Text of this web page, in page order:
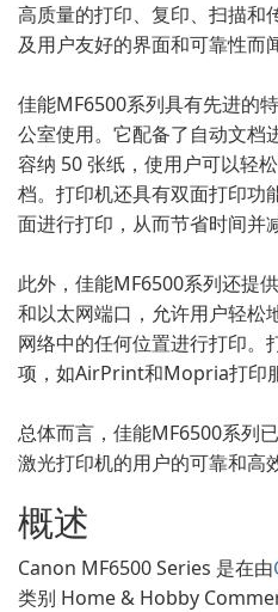
高质量的打印、复印、扫描和
及用户友好的界面和可靠性而
佳能MF6500系列具有先进的
公室使用。它配备了自动文档
容纳 50 张纸，使用户可以轻
档。打印机还具有双面打印功
面进行打印，从而节省时间并
此外，佳能MF6500系列还提
和以太网端口，允许用户轻松
网络中的任何位置进行打印。
项，如AirPrint和Mopria打印
总体而言，佳能MF6500系列
激光打印机的用户的可靠和高
概述
Canon MF6500 Series 是在由
类别 Home & Hobby